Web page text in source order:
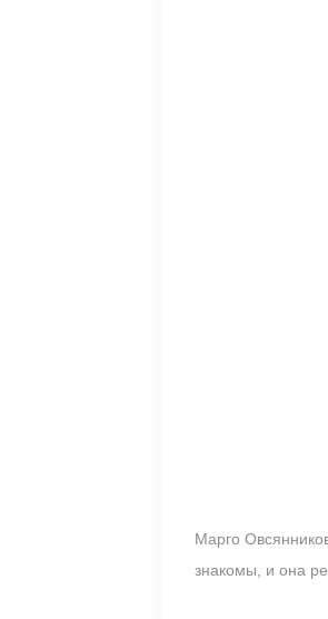
Марго
знакомы, и она